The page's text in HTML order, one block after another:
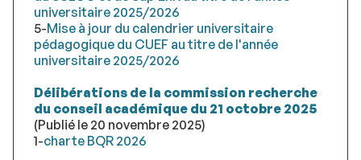
universitaire 2025/2026
5-Mise à jour du calendrier universitaire
pédagogique du CUEF au titre de l'année
universitaire 2025/2026
Délibérations de la commission recherche
du conseil académique du 21 octobre 2025
(Publié le 20 novembre 2025)
1-charte BQR 2026